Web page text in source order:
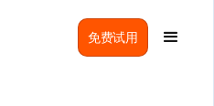
免费试用